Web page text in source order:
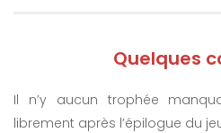
Quelques
Il n’y aucun trophée
librement après l’épilogue du